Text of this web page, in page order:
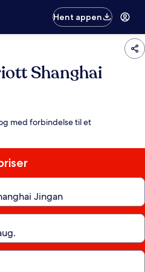
Hent appen
Shanghai
med forbindelse til et